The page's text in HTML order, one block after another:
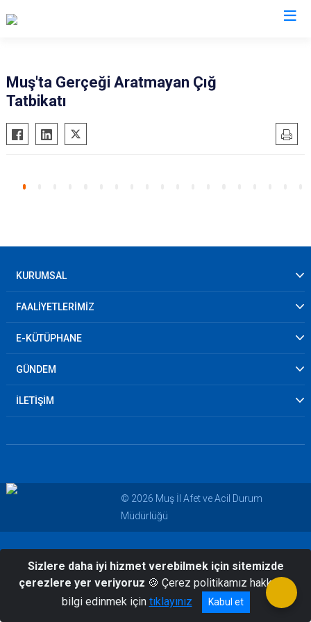
Muş'ta Gerçeği Aratmayan Çığ
Tatbikatı
KURUMSAL
FAALİYETLERİMİZ
E-KÜTÜPHANE
GÜNDEM
İLETİŞİM
© 2026 Muş İl Afet ve Acil Durum
Müdürlüğü
Sizlere daha iyi hizmet verebilmek için sitemizde
çerezlere yer veriyoruz 🍪 Çerez politikamız hakkında
bilgi edinmek için tıklayınız Kabul et